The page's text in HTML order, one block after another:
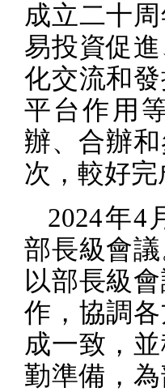
成立二十
易投資促
化交流和
平台作用
辦、合辦
次，較好完
2024年4
部長級會
以部長級
作，協調
成一致，
勤準備，